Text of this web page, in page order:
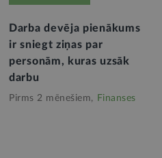
Darba devēja pienākums
ir sniegt ziņas par
personām, kuras uzsāk
darbu
Pirms 2 mēnešiem, Finanses